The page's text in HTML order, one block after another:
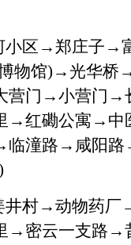
小区→郑庄子→
物馆)→光华
营门→小营门→
→红磡公寓→
临潼路→咸阳
井村→动物药
→密云一支路